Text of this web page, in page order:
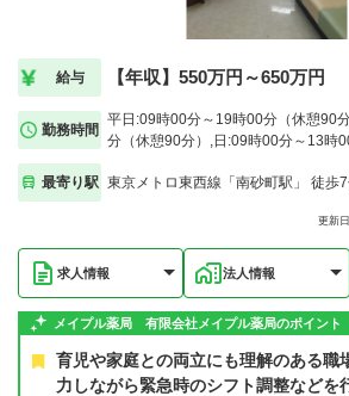
給与 【年収】550万円～650万円
勤務時間
平日:09時00分～19時00分（休憩90
分（休憩90分）,日:09時00分～13時
最寄り駅 東京メトロ東西線「南砂町駅」 徒歩
更新
求人情報 法人情報
メイプル薬局 有限会社メイプル薬局のポイント
育児や家庭との両立にも理解のある職
力しながら緊急時のシフト調整などを